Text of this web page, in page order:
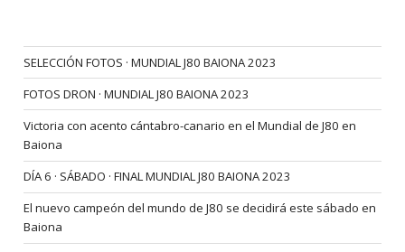
SELECCIÓN FOTOS · MUNDIAL J80 BAIONA 2023
FOTOS DRON · MUNDIAL J80 BAIONA 2023
Victoria con acento cántabro-canario en el Mundial de J80 en
Baiona
DÍA 6 · SÁBADO · FINAL MUNDIAL J80 BAIONA 2023
El nuevo campeón del mundo de J80 se decidirá este sábado en
Baiona